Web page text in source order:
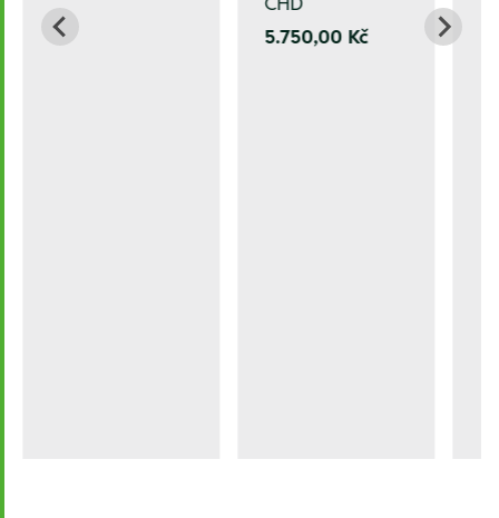
5.750,00 Kč